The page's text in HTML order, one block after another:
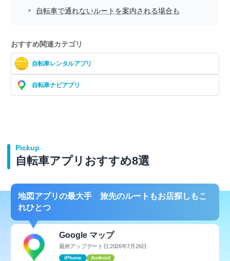
自転車で通れないルートを案内される場合も
おすすめ関連カテゴリ
自転車レンタルアプリ
自転車ナビアプリ
Pickup
自転車アプリおすすめ8選
地図アプリの最大手 旅先のルートもお店探しもこ
れひとつ
Google マップ
最終アップデート日:2026年7月26日
iPhone Android